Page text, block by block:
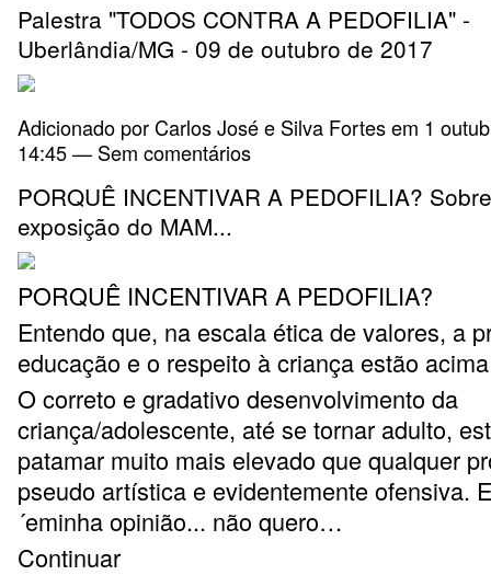
Palestra "TODOS CONTRA A PEDOFILIA" -
Uberlândia/MG - 09 de outubro de 2017
Adicionado por Carlos José e Silva Fortesem 1
14:45 — Sem comentários
PORQUÊ INCENTIVAR A PEDOFILIA?
exposição do MAM...
PORQUÊ INCENTIVAR A PEDOFILIA?
Entendo que, na escala ética de valores, a
educação e o respeito à criança estão
O correto e gradativo desenvolvimento da
criança/adolescente, até se tornar adulto,
patamar muito mais elevado que qualquer
pseudo artística e evidentemente ofensiva.
´eminha opinião... não quero…
Continuar